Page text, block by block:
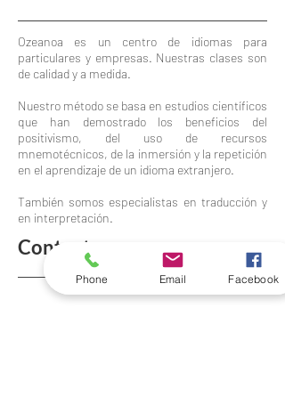
Ozeanoa es un centro de idiomas para
particulares y empresas. Nuestras clases son
de calidad y a medida.
Nuestro método se basa en estudios científicos
que han demostrado los beneficios del
positivismo, del uso de recursos
mnemotécnicos, de la inmersión y la repetición
en el aprendizaje de un idioma extranjero.
También somos especialistas en traducción y
en interpretación.
Contacto
Phone Email Facebook